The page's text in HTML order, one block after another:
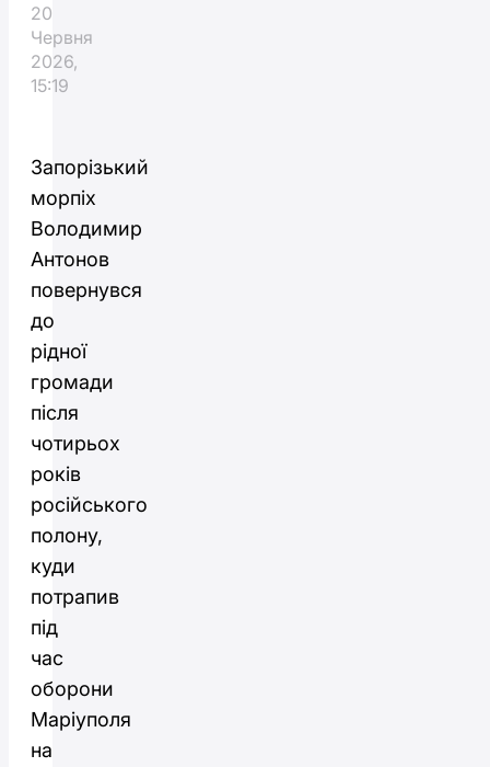
20
Червня
2026,
15:19
Запорізький
морпіх
Володимир
Антонов
повернувся
до
рідної
громади
після
чотирьох
років
російського
полону,
куди
потрапив
під
час
оборони
Маріуполя
на